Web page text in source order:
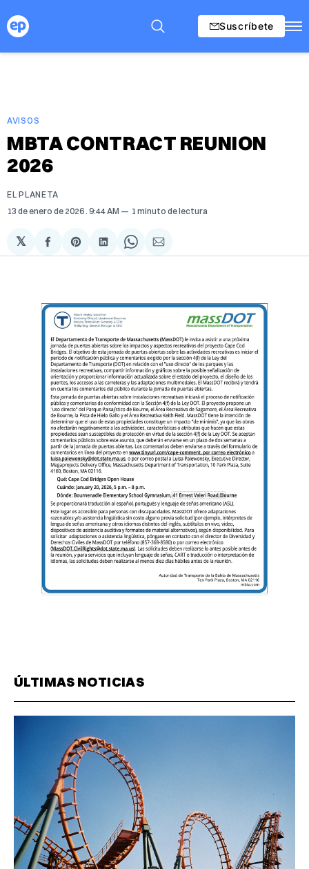
Suscríbete
AVISOS
MBTA CONTRACT REUNION
2026
EL PLANETA
13 de enero de 2026 . 9:44 AM 1 minuto de lectura
𝕏
Compartir
en
Share
on
Compartir
en
Share
on
Compartir
via
ÚLTIMAS NOTICIAS